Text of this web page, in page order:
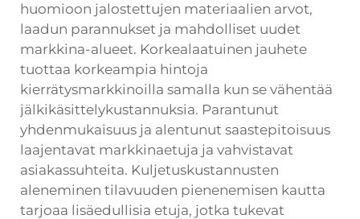
huomioon jalostettujen materiaalien arvot,
laadun parannukset ja mahdolliset uudet
markkina-alueet. Korkealaatuinen jauhete
tuottaa korkeampia hintoja
kierrätysmarkkinoilla samalla kun se vähentää
jälkikäsittelykustannuksia. Parantunut
yhdenmukaisuus ja alentunut saastepitoisuus
laajentavat markkinaetuja ja vahvistavat
asiakassuhteita. Kuljetuskustannusten
aleneminen tilavuuden pienenemisen kautta
tarjoaa lisäedullisia etuja, jotka tukevat